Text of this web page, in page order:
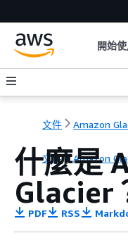
開始
文件 Amazon
文件 Amazon
什麼是
Glacier
PDF RSS